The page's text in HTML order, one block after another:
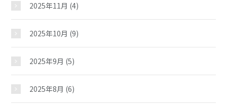
2025年11月 (4)
2025年10月 (9)
2025年9月 (5)
2025年8月 (6)